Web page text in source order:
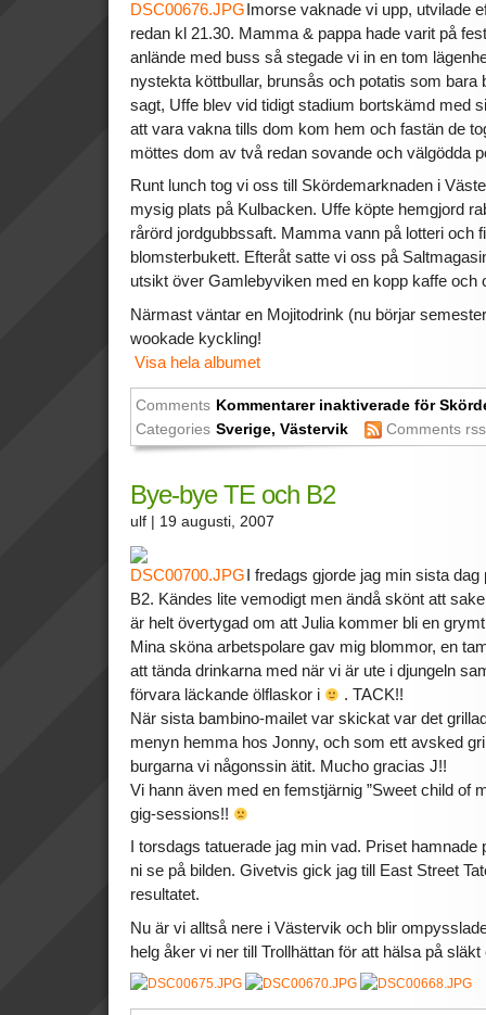
Imorse vaknade vi upp, utvilade
redan kl 21.30. Mamma & pappa hade varit på
anlände med buss så stegade vi in en tom
nystekta köttbullar, brunsås och potatis som bara
sagt, Uffe blev vid tidigt stadium bortskämd med
att vara vakna tills dom kom hem och fastän de
möttes dom av två redan sovande och välgödda
Runt lunch tog vi oss till Skördemarknaden i
mysig plats på Kulbacken. Uffe köpte hemgjord
rårörd jordgubbssaft. Mamma vann på lotteri och
blomsterbukett. Efteråt satte vi oss på
utsikt över Gamlebyviken med en kopp kaffe och
Närmast väntar en Mojitodrink (nu börjar
wookade kyckling!
Visa hela albumet
Comments Kommentarer inaktiverade för
Categories Sverige,Västervik Comments rss
Bye-bye TE och B2
ulf | 19 augusti, 2007
I fredags gjorde jag min sista dag
B2. Kändes lite vemodigt men ändå skönt att
är helt övertygad om att Julia kommer bli en
Mina sköna arbetspolare gav mig blommor, en
att tända drinkarna med när vi är ute i djungeln
förvara läckande ölflaskor i
. TACK!!
När sista bambino-mailet var skickat var det
menyn hemma hos Jonny, och som ett avsked
burgarna vi någonssin ätit. Mucho gracias J!!
Vi hann även med en femstjärnig ”Sweet child of
gig-sessions!!
I torsdags tatuerade jag min vad. Priset hamnade
ni se på bilden. Givetvis gick jag till East Street
resultatet.
Nu är vi alltså nere i Västervik och blir
helg åker vi ner till Trollhättan för att hälsa på